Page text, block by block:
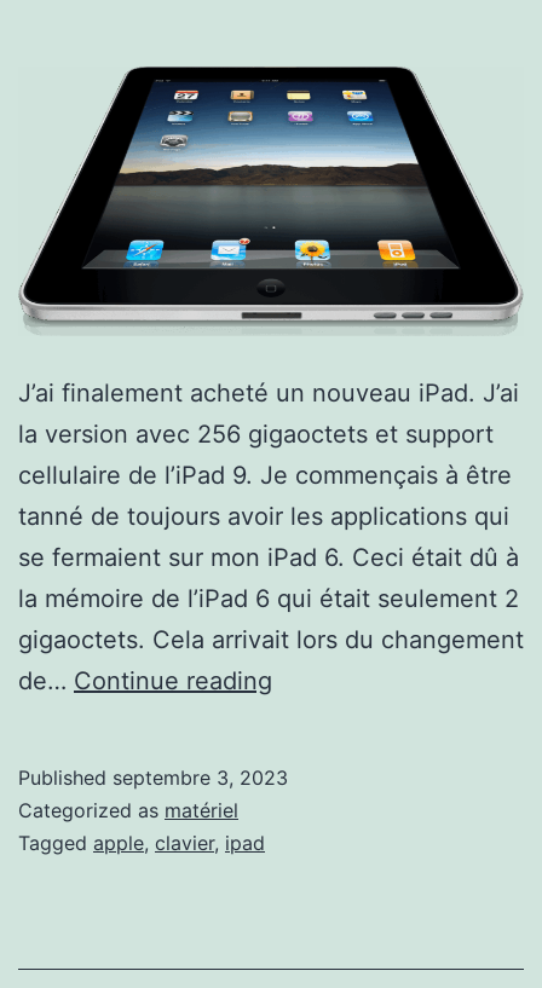
J’ai finalement acheté un nouveau iPad. J’ai
la version avec 256 gigaoctets et support
cellulaire de l’iPad 9. Je commençais à être
tanné de toujours avoir les applications qui
se fermaient sur mon iPad 6. Ceci était dû à
la mémoire de l’iPad 6 qui était seulement 2
gigaoctets. Cela arrivait lors du changement
de… Continue reading
Published septembre 3, 2023
Categorized as matériel
Tagged apple, clavier, ipad